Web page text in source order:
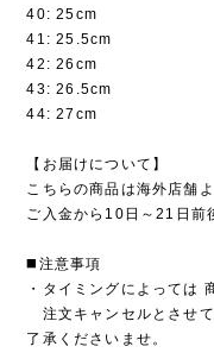
40: 25cm
41: 25.5cm
42: 26cm
43: 26.5cm
44: 27cm
【お届けについて】
こちらの商品は海外店舗
ご入金から10日～21日前
◼️注意事項
・タイミングによっては
注文キャンセルとさせ
了承くださいませ。